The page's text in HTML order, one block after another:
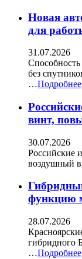
Новая
для
31.07.2026
Способность
без
…Подробнее
винт,
30.07.2026
Российские
воздушный
функцию
28.07.2026
гибридного
…Подробнее